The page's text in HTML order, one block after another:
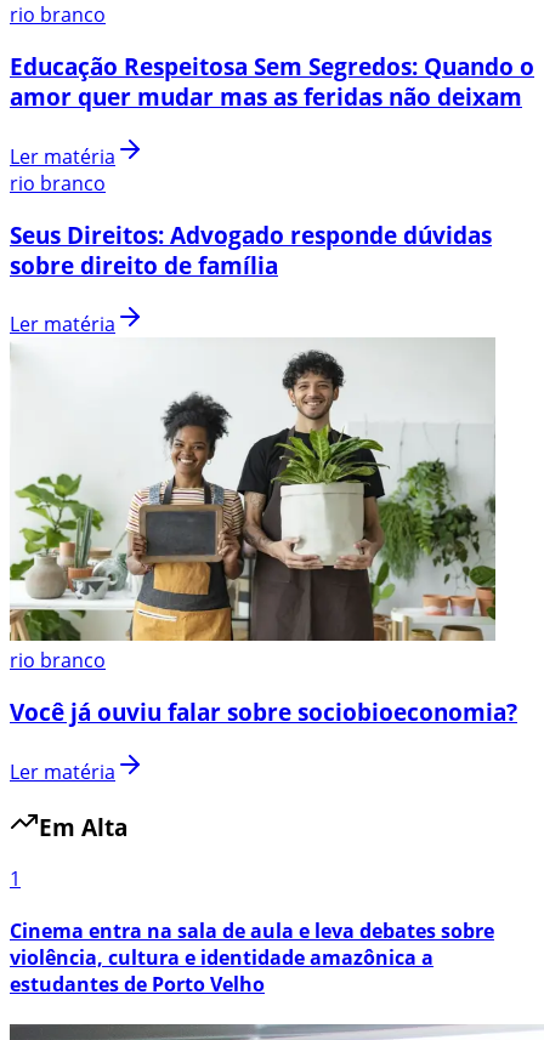
rio branco
Educação Respeitosa Sem Segredos: Quando o
amor quer mudar mas as feridas não deixam
Ler matéria
rio branco
Seus Direitos: Advogado responde dúvidas
sobre direito de família
Ler matéria
rio branco
Você já ouviu falar sobre sociobioeconomia?
Ler matéria
Em Alta
1
Cinema entra na sala de aula e leva debates sobre
violência, cultura e identidade amazônica a
estudantes de Porto Velho